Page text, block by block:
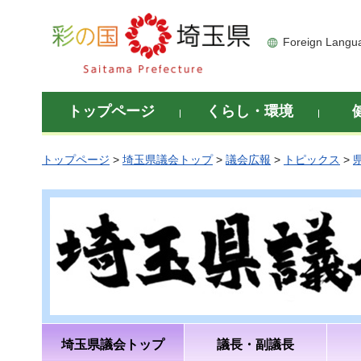
彩の国 埼玉県
Foreign
トップページ くらし・環境
トップページ > 埼玉県議会トップ> 議会広報 > トピックス >
埼玉県議会トップ 議長・副議長